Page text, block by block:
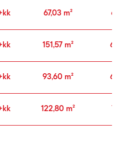
67,03 m²
151,57 m²
93,60 m²
122,80 m²